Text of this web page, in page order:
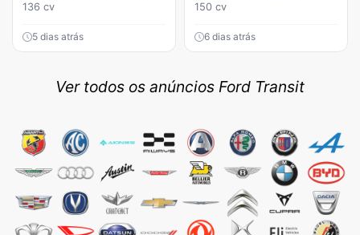
136 cv
5 dias atrás
150 cv
6 dias atrás
Ver todos os anúncios Ford Transit